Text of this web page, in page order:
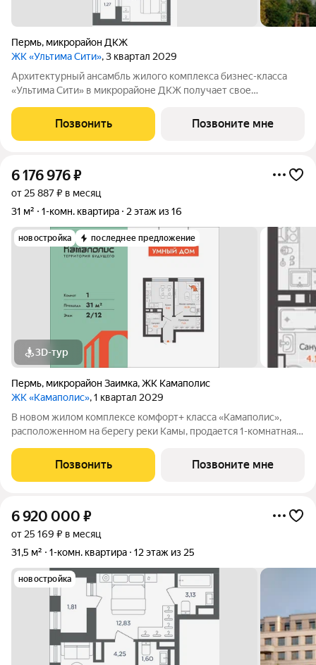
Пермь, микрорайон ДКЖ
ЖК «Ультима Сити», 3 квартал 2029
Архитектурный ансамбль жилого комплекса бизнес-класса
«Ультима Сити» в микрорайоне ДКЖ получает свое
воплощает в себе современные стандарты городского жилья,
сочетая технологичность, эстетику и
Позвонить Позвоните мне
6 176 976₽
от 25 887 ₽ в месяц
31 м²
1-комн. квартира 2 этаж из 16
новостройка последнее предложение
3D-тур
Пермь, микрорайон Заимка,ЖК Камаполис
ЖК «Камаполис», 1 квартал 2029
В новом жилом комплексе комфорт+ класса «Камаполис»,
расположенном на берегу реки Камы, продается 1-комнатная
этап) доме. Девелопер проекта «Железно». Транспортная
Позвонить Позвоните мне
6 920 000 ₽
от 25 169 ₽ в месяц
31,5 м²
1-комн. квартира 12 этаж из 25
новостройка